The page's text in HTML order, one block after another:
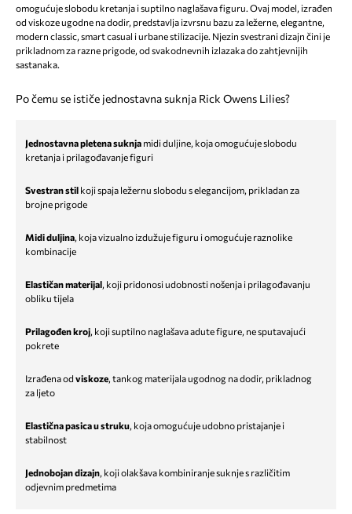
omogućuje slobodu kretanja i suptilno naglašava figuru. Ovaj model, izrađen
od viskoze ugodne na dodir, predstavlja izvrsnu bazu za ležerne, elegantne,
modern classic, smart casual i urbane stilizacije. Njezin svestrani dizajn čini je
prikladnom za razne prigode, od svakodnevnih izlazaka do zahtjevnijih
sastanaka.
Po čemu se ističe jednostavna suknja Rick Owens Lilies?
Jednostavna pletena suknja midi duljine, koja omogućuje slobodu
kretanja i prilagođavanje figuri
Svestran stil koji spaja ležernu slobodu s elegancijom, prikladan za
brojne prigode
Midi duljina, koja vizualno izdužuje figuru i omogućuje raznolike
kombinacije
Elastičan materijal, koji pridonosi udobnosti nošenja i prilagođavanju
obliku tijela
Prilagođen kroj, koji suptilno naglašava adute figure, ne sputavajući
pokrete
Izrađena od viskoze, tankog materijala ugodnog na dodir, prikladnog
za ljeto
Elastična pasica u struku, koja omogućuje udobno pristajanje i
stabilnost
Jednobojan dizajn, koji olakšava kombiniranje suknje s različitim
odjevnim predmetima